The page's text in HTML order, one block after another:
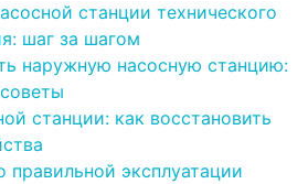
станции технического
шаг за шагом
наружную насосную станцию:
станции: как восстановить
правильной эксплуатации